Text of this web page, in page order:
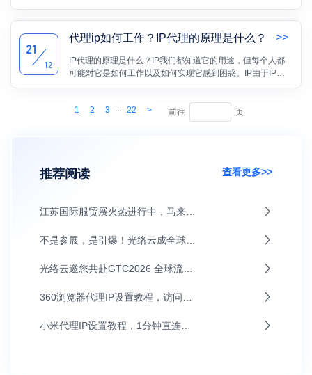
中之一就是代理IP。代理IP可以为用户提供更安全、匿名的
网络访问体验。而有一种特殊的代理IP服务，它每隔一分钟
就会自动更换一个IP地址，极大地提升了网络安全性和隐私
保护。
21
12
代理ip如何工作？IP代理的原理是什么？ >>
IP代理的原理是什么？IP我们都知道它的用途，但每个人都
可能对它是如何工作以及如何实现它感到困惑。IP由于IP地
址资源非常宝贵，所以大多数用户使用动态上网IP地址，如
的计算机每次上网时都会临时分配一台IP地址。
1 2 3 ... 22 > 前往 页
推荐阅读 查看更多>>